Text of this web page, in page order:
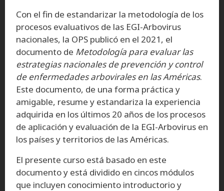
Con el fin de estandarizar la metodología de los
procesos evaluativos de las EGI-Arbovirus
nacionales, la OPS publicó en el 2021, el
documento de Metodología para evaluar las
estrategias nacionales de prevención y control
de enfermedades arbovirales en las Américas.
Este documento, de una forma práctica y
amigable, resume y estandariza la experiencia
adquirida en los últimos 20 años de los procesos
de aplicación y evaluación de la EGI-Arbovirus en
los países y territorios de las Américas.
El presente curso está basado en este
documento y está dividido en cincos módulos
que incluyen conocimiento introductorio y